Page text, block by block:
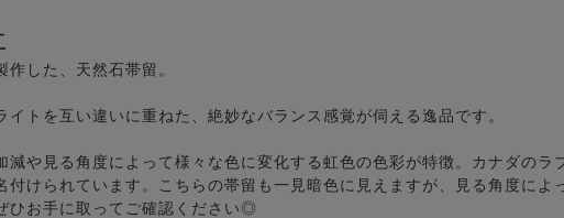
した、天然石帯留。
トを互い違いに重ねた、絶妙なバランス感覚が伺える逸品です。
減や見る角度によって様々な色に変化する虹色の色彩が特徴。カナダのラ
付けられています。こちらの帯留も一見暗色に見えますが、見る角度によ
ひお手に取ってご確認ください◎